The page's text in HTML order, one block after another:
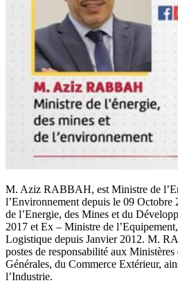
M. Aziz RABBAH, est Ministre de
l’Environnement depuis le 09 Octobre
de l’Energie, des Mines et du
2017 et Ex – Ministre de
Logistique depuis Janvier 2012. M.
postes de responsabilité aux
Générales, du Commerce Extérieur,
l’Industrie.